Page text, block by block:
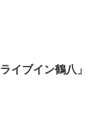
イブイン鶴八」